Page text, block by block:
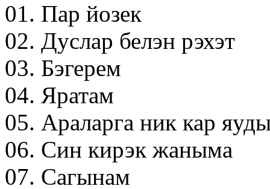
01. Пар йозек
02. Дуслар белэн рэхэт
03. Бэгерем
04. Яратам
05. Араларга ник кар
06. Син кирэк жаныма
07. Сагынам